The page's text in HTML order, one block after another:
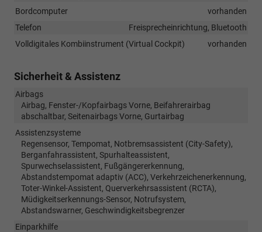
Bordcomputer
vorhanden
Telefon
Freisprecheinrichtung, Bluetooth
Volldigitales Kombiinstrument (Virtual Cockpit)
vorhanden
Sicherheit & Assistenz
Airbags
Airbag, Fenster-/Kopfairbags Vorne, Beifahrerairbag
abschaltbar, Seitenairbags Vorne, Gurtairbag
Assistenzsysteme
Regensensor, Tempomat, Notbremsassistent (City-Safety),
Berganfahrassistent, Spurhalteassistent,
Spurwechselassistent, Fußgängererkennung,
Abstandstempomat adaptiv (ACC), Verkehrzeichenerkennung,
Toter-Winkel-Assistent, Querverkehrsassistent (RCTA),
Müdigkeitserkennungs-Sensor, Notrufsystem,
Abstandswarner, Geschwindigkeitsbegrenzer
Einparkhilfe